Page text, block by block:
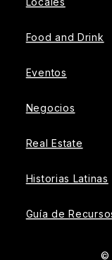
Food and Drink
Eventos
Negocios
Real Estate
Historias Latinas
Guía de
©